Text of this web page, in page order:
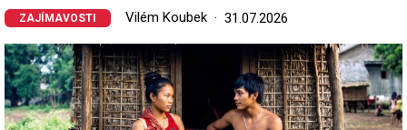
ZAJÍMAVOSTI Vilém Koubek 31.07.2026
Image